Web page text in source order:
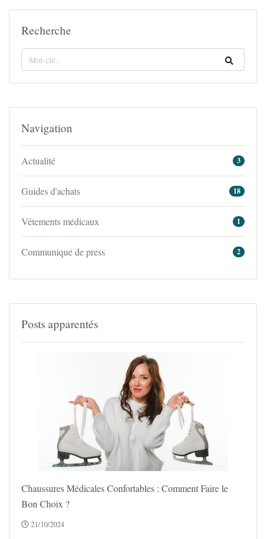
Recherche
Navigation
Actualité 3
Guides d'achats 18
Vêtements médicaux 1
Communiqué de press 2
Posts apparentés
Chaussures Médicales Confortables : Comment Faire le
Bon Choix ?
21/10/2024